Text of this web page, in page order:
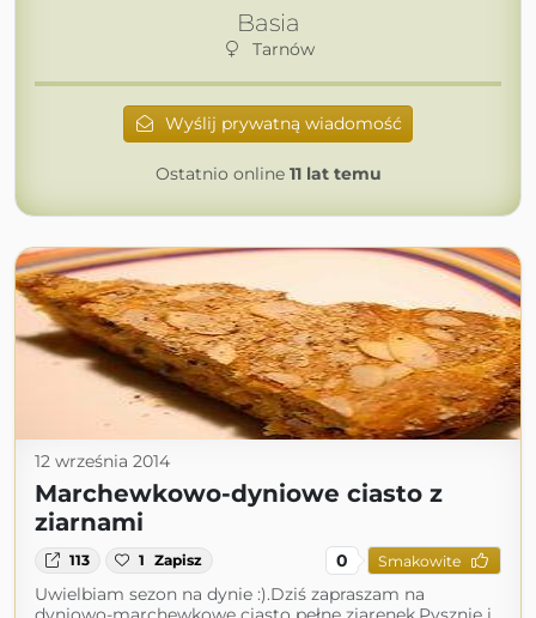
Basia
Tarnów
Wyślij prywatną wiadomość
Ostatnio online 11 lat temu
12 września 2014
Marchewkowo-dyniowe ciasto z
ziarnami
113 1 Zapisz 0 Smakowite
Uwielbiam sezon na dynie :).Dziś zapraszam na